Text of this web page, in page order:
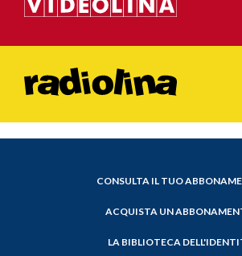
CONSULTA IL TUO
ACQUISTA UN
LA BIBLIOTECA